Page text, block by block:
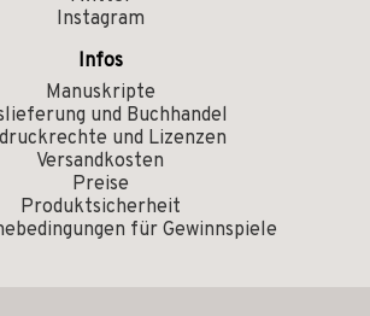
Instagram
Infos
Manuskripte
und Buchhandel
und Lizenzen
Versandkosten
Preise
Produktsicherheit
für Gewinnspiele